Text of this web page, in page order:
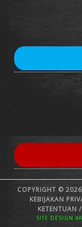
COPYRIGHT ©
KEBIJAKAN
KETENTUAN /
SITE DESIGN